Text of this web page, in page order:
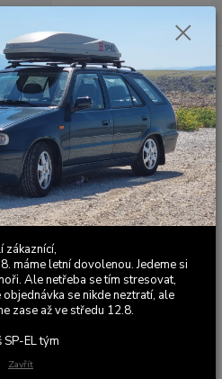
Menu
Hledat
0,00 Kč
Škoda Felicia
Manžety řadící páky
Felicia
zákaznící,
máme letní dovolenou. Jedeme si
Ale netřeba se tím stresovat,
se nikde neztratí, ale
zase až ve středu 12.8.
SP-EL tým
Zavřít